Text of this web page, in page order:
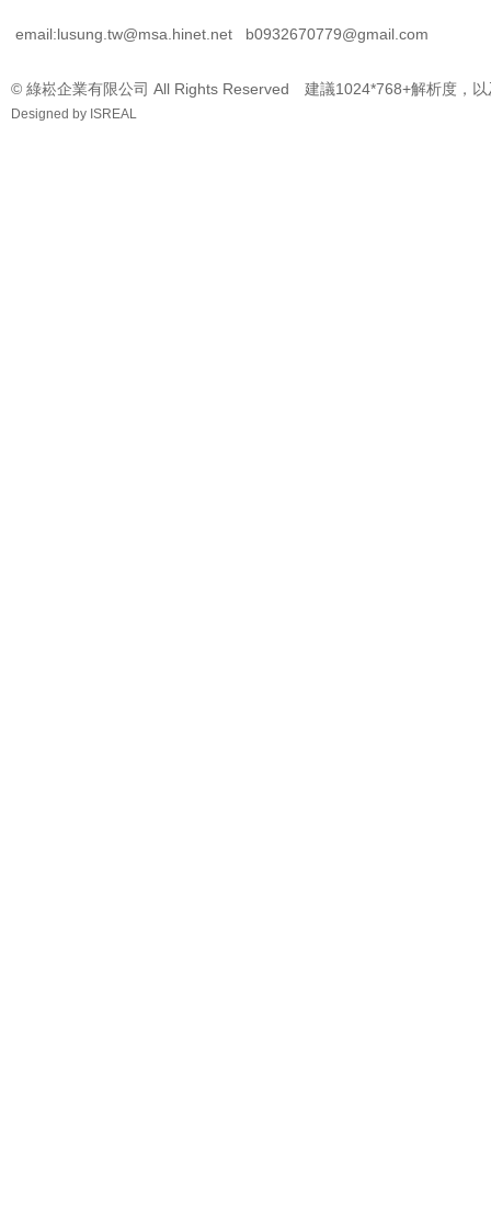
email:lusung.tw@msa.hinet.net b0932670779@gmail.com
© 綠崧企業有限公司 All Rights Reserved 建議1024*768+解析度，以
Designed by ISREAL